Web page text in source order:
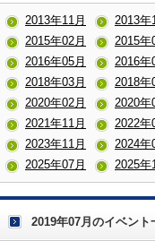
2013年11月
2013年
2015年02月
2015年
2016年05月
2016年
2018年03月
2018年
2020年02月
2020年
2021年11月
2022年
2023年11月
2024年
2025年07月
2025年
2019年07月のイベント